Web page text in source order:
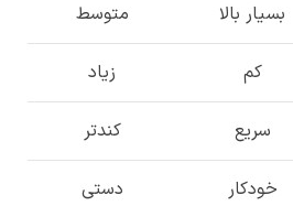
بسیار بالا متوسط
کم زیاد
سریع کندتر
خودکار دستی